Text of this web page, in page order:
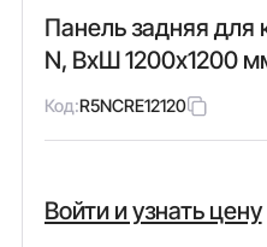
Панель задняя для
N, ВхШ 1200х1200
Код:R5NCRE12120
Войти и узнать цену